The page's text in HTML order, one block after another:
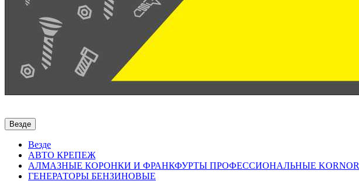
Везде
Везде
АВТО КРЕПЕЖ
АЛМАЗНЫЕ КОРОНКИ И ФРАНКФУРТЫ ПРОФЕССИОНАЛЬНЫЕ KORNOR
ГЕНЕРАТОРЫ БЕНЗИНОВЫЕ